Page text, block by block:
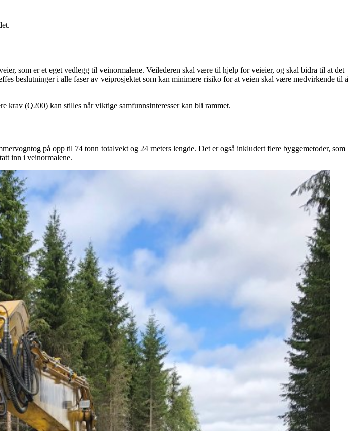
som er et eget vedlegg til veinormalene. Veilederen skal være til hjelp for veieier, og skal bidra til at det
beslutninger i alle faser av veiprosjektet som kan minimere risiko for at veien skal være medvirkende til å
krav (Q200) kan stilles når viktige samfunnsinteresser kan bli rammet.
på opp til 74 tonn totalvekt og 24 meters lengde. Det er også inkludert flere byggemetoder, som
inn i veinormalene.